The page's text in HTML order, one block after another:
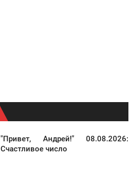
"Привет, Андрей!" 08.08.2026:
Счастливое число